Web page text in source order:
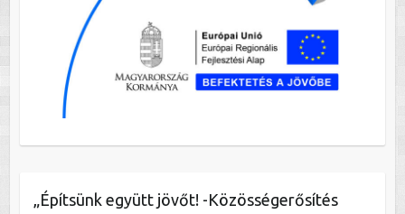
„Építsünk együtt jövőt! -Közösségerősítés